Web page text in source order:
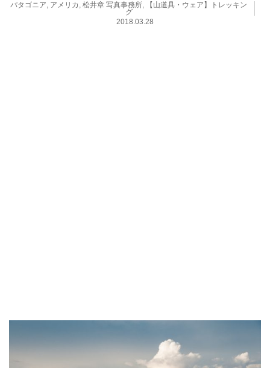
パタゴニア, アメリカ , 松井章 写真事務所,
【山道具・ウェア】トレッキン
グ
2018.03.28